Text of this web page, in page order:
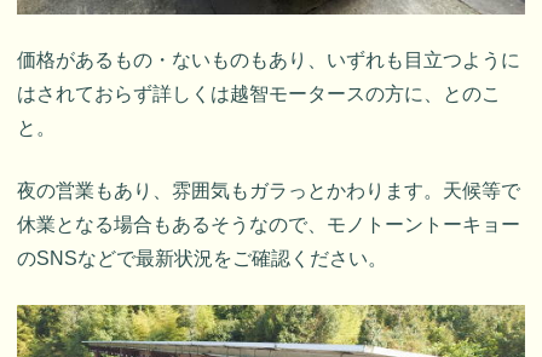
価格があるもの・ないものもあり、いずれも目立つように
はされておらず詳しくは越智モータースの方に、とのこ
と。
夜の営業もあり、雰囲気もガラっとかわります。天候等で
休業となる場合もあるそうなので、モノトーントーキョー
のSNSなどで最新状況をご確認ください。